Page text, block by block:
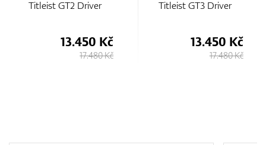
Titleist GT3 Driver
13.450 Kč
17.480 Kč
Titleist GT1 Driver
13.450 Kč
17.480 Kč